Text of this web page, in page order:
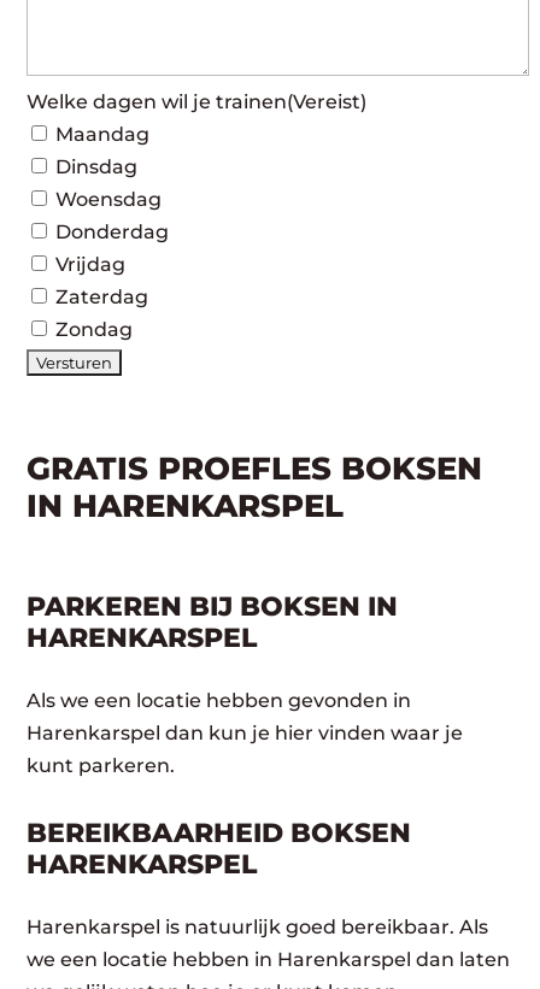
Welke dagen wil je trainen(Vereist)
Maandag
Dinsdag
Woensdag
Donderdag
Vrijdag
Zaterdag
Zondag
GRATIS PROEFLES BOKSEN
IN HARENKARSPEL
PARKEREN BIJ BOKSEN IN
HARENKARSPEL
Als we een locatie hebben gevonden in
Harenkarspel dan kun je hier vinden waar je
kunt parkeren.
BEREIKBAARHEID BOKSEN
HARENKARSPEL
Harenkarspel is natuurlijk goed bereikbaar. Als
we een locatie hebben in Harenkarspel dan laten